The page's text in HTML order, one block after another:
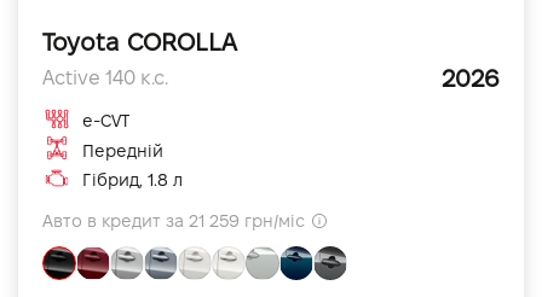
Toyota COROLLA
Active 140 к.с. 2026
e-CVT
Передній
Гібрид, 1.8 л
Авто в кредит за 21 259 грн/міс